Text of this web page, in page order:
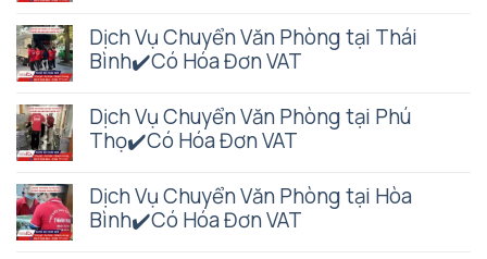
Dịch Vụ Chuyển Văn Phòng tại Thái
Bình✔️Có Hóa Đơn VAT
Dịch Vụ Chuyển Văn Phòng tại Phú
Thọ✔️Có Hóa Đơn VAT
Dịch Vụ Chuyển Văn Phòng tại Hòa
Bình✔️Có Hóa Đơn VAT